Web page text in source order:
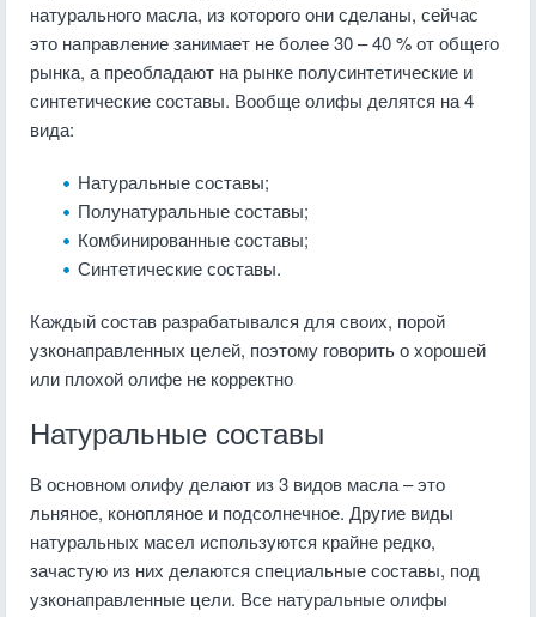
натурального масла, из которого они сделаны, сейчас
это направление занимает не более 30 – 40 % от общего
рынка, а преобладают на рынке полусинтетические и
синтетические составы. Вообще олифы делятся на 4
вида:
Натуральные составы;
Полунатуральные составы;
Комбинированные составы;
Синтетические составы.
Каждый состав разрабатывался для своих, порой
узконаправленных целей, поэтому говорить о хорошей
или плохой олифе не корректно
Натуральные составы
В основном олифу делают из 3 видов масла – это
льняное, конопляное и подсолнечное. Другие виды
натуральных масел используются крайне редко,
зачастую из них делаются специальные составы, под
узконаправленные цели. Все натуральные олифы